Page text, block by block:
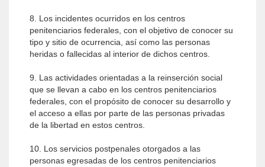
8. Los incidentes ocurridos en los centros
penitenciarios federales, con el objetivo de conocer su
tipo y sitio de ocurrencia, así como las personas
heridas o fallecidas al interior de dichos centros.
9. Las actividades orientadas a la reinserción social
que se llevan a cabo en los centros penitenciarios
federales, con el propósito de conocer su desarrollo y
el acceso a ellas por parte de las personas privadas
de la libertad en estos centros.
10. Los servicios postpenales otorgados a las
personas egresadas de los centros penitenciarios